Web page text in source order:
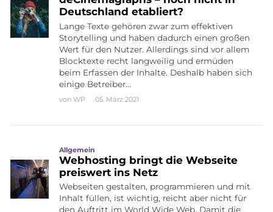
Deutschland etabliert?
Lange Texte gehören zwar zum effektiven
Storytelling und haben dadurch einen großen
Wert für den Nutzer. Allerdings sind vor allem
Blocktexte recht langweilig und ermüden
beim Erfassen der Inhalte. Deshalb haben sich
einige Betreiber…
vonWP 05. März 2021
Allgemein
Webhosting bringt die Webseite
preiswert ins Netz
Webseiten gestalten, programmieren und mit
Inhalt füllen, ist wichtig, reicht aber nicht für
den Auftritt im World Wide Web. Damit die